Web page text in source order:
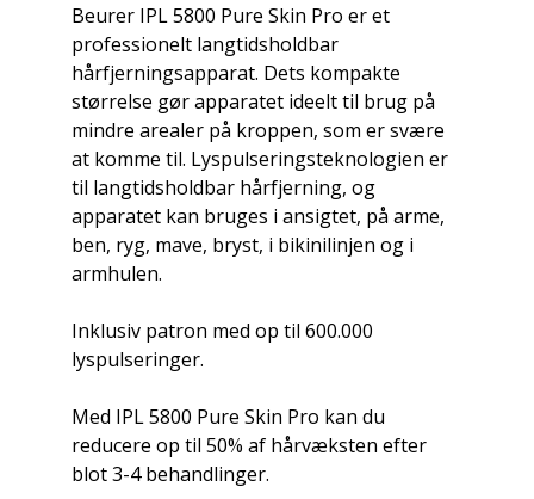
Beurer IPL 5800 Pure Skin Pro er et
professionelt langtidsholdbar
hårfjerningsapparat. Dets kompakte
størrelse gør apparatet ideelt til brug på
mindre arealer på kroppen, som er svære
at komme til. Lyspulseringsteknologien er
til langtidsholdbar hårfjerning, og
apparatet kan bruges i ansigtet, på arme,
ben, ryg, mave, bryst, i bikinilinjen og i
armhulen.
Inklusiv patron med op til 600.000
lyspulseringer.
Med IPL 5800 Pure Skin Pro kan du
reducere op til 50% af hårvæksten efter
blot 3-4 behandlinger.